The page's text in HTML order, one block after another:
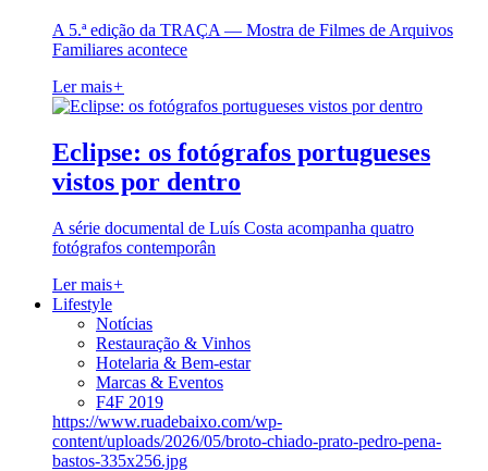
A 5.ª edição da TRAÇA — Mostra de Filmes de Arquivos
Familiares acontece
Ler mais+
Eclipse: os fotógrafos portugueses
vistos por dentro
A série documental de Luís Costa acompanha quatro
fotógrafos contemporân
Ler mais+
Lifestyle
Notícias
Restauração & Vinhos
Hotelaria & Bem-estar
Marcas & Eventos
F4F 2019
https://www.ruadebaixo.com/wp-
content/uploads/2026/05/broto-chiado-prato-pedro-pena-
bastos-335x256.jpg